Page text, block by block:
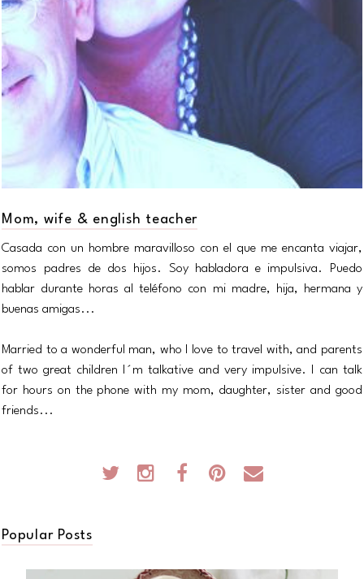
Mom, wife & english teacher
Casada con un hombre maravilloso con el que me encanta viajar,
somos padres de dos hijos. Soy habladora e impulsiva. Puedo
hablar durante horas al teléfono con mi madre, hija, hermana y
buenas amigas...
Married to a wonderful man, who I love to travel with, and parents
of two great children I´m talkative and very impulsive. I can talk
for hours on the phone with my mom, daughter, sister and good
friends...
Popular Posts